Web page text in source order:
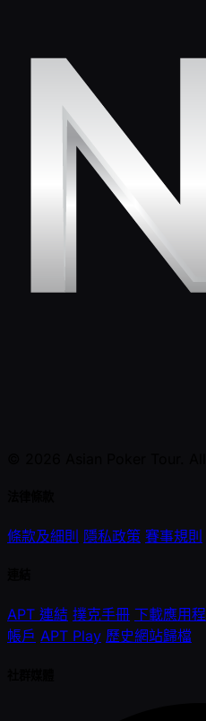
條款及細則 隱私政策 賽事規則
APT 連結 撲克手冊 下載應用
帳戶 APT Play 歷史網站歸檔